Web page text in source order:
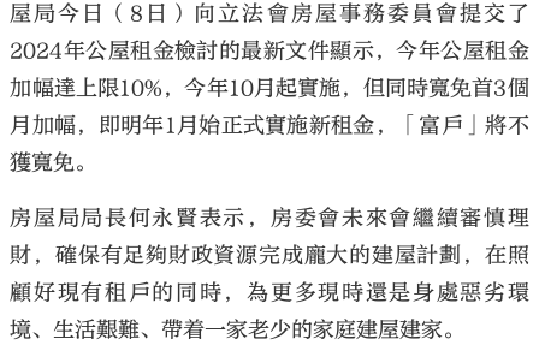
大公文匯
屋局今日（8日）向立法會房屋事務委員會提交了
2024年公屋租金檢討的最新文件顯示，今年公屋租金
加幅達上限10%，今年10月起實施，但同時寬免首3個
月加幅，即明年1月始正式實施新租金，「富戶」將不
獲寬免。
房屋局局長何永賢表示，房委會未來會繼續審慎理
財，確保有足夠財政資源完成龐大的建屋計劃，在照
顧好現有租戶的同時，為更多現時還是身處惡劣環
境、生活艱難、帶着一家老少的家庭建屋建家。